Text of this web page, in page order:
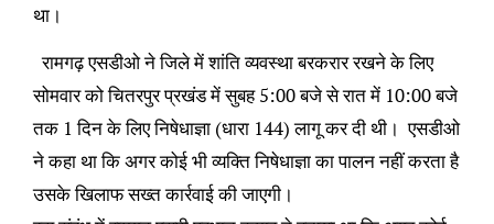
था।
रामगढ़ एसडीओ ने जिले में शांति व्यवस्था बरकरार रखने के लिए
सोमवार को चितरपुर प्रखंड में सुबह 5:00 बजे से रात में 10:00 बजे
तक 1 दिन के लिए निषेधाज्ञा (धारा 144) लागू कर दी थी। एसडीओ
ने कहा था कि अगर कोई भी व्यक्ति निषेधाज्ञा का पालन नहीं करता है
उसके खिलाफ सख्त कार्रवाई की जाएगी।